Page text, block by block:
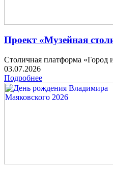
Проект «Музейная
Столичная платформа «Город
03.07.2026
Подробнее